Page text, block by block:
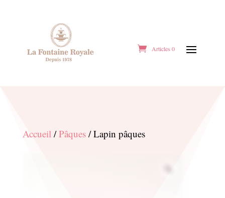
Articles 0
Accueil/Pâques/ Lapin pâques